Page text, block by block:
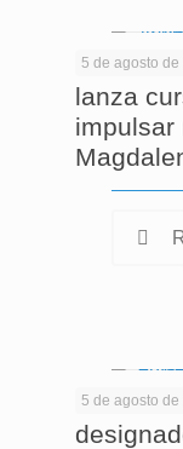
5 de agosto de
El
lanza
impulsar
5 de agosto de
En